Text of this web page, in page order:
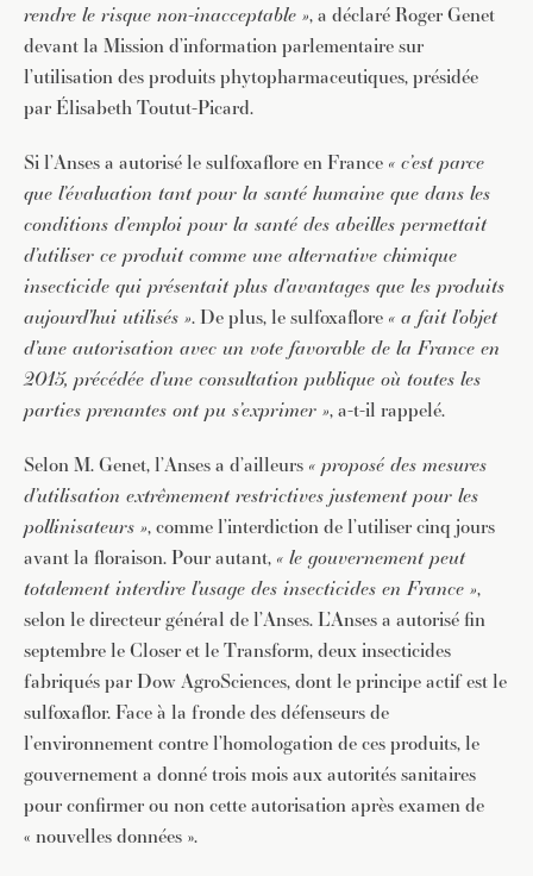
rendre le risque non-inacceptable », a déclaré Roger Genet
devant la Mission d’information parlementaire sur
l’utilisation des produits phytopharmaceutiques, présidée
par Élisabeth Toutut-Picard.
Si l’Anses a autorisé le sulfoxaflore en France « c’est parce
que l’évaluation tant pour la santé humaine que dans les
conditions d’emploi pour la santé des abeilles permettait
d’utiliser ce produit comme une alternative chimique
insecticide qui présentait plus d’avantages que les produits
aujourd’hui utilisés ». De plus, le sulfoxaflore « a fait l’objet
d’une autorisation avec un vote favorable de la France en
2015, précédée d’une consultation publique où toutes les
parties prenantes ont pu s’exprimer », a-t-il rappelé.
Selon M. Genet, l’Anses a d’ailleurs « proposé des mesures
d’utilisation extrêmement restrictives justement pour les
pollinisateurs », comme l’interdiction de l’utiliser cinq jours
avant la floraison. Pour autant, « le gouvernement peut
totalement interdire l’usage des insecticides en France »,
selon le directeur général de l’Anses. L’Anses a autorisé fin
septembre le Closer et le Transform, deux insecticides
fabriqués par Dow AgroSciences, dont le principe actif est le
sulfoxaflor. Face à la fronde des défenseurs de
l’environnement contre l’homologation de ces produits, le
gouvernement a donné trois mois aux autorités sanitaires
pour confirmer ou non cette autorisation après examen de
« nouvelles données ».